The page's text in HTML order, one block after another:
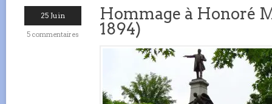
25 Juin
5 commentaires
Hommage à Honoré
1894)